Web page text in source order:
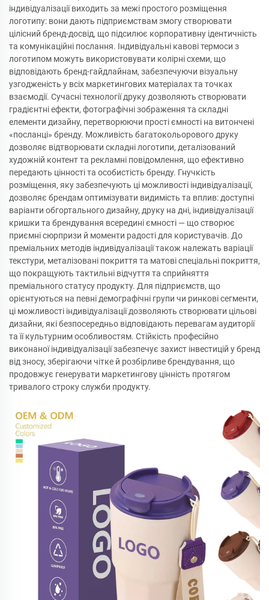
індивідуалізації виходить за межі простого розміщення
логотипу: вони дають підприємствам змогу створювати
цілісний бренд-досвід, що підсилює корпоративну ідентичність
та комунікаційні послання. Індивідуальні кавові термоси з
логотипом можуть використовувати колірні схеми, що
відповідають бренд-гайдлайнам, забезпечуючи візуальну
узгодженість у всіх маркетингових матеріалах та точках
взаємодії. Сучасні технології друку дозволяють створювати
градієнтні ефекти, фотографічні зображення та складні
елементи дизайну, перетворюючи прості ємності на витончені
«посланці» бренду. Можливість багатокольорового друку
дозволяє відтворювати складні логотипи, деталізований
художній контент та рекламні повідомлення, що ефективно
передають цінності та особистість бренду. Гнучкість
розміщення, яку забезпечують ці можливості індивідуалізації,
дозволяє брендам оптимізувати видимість та вплив: доступні
варіанти обгортального дизайну, друку на дні, індивідуалізації
кришки та брендування всередині ємності — що створює
приємні сюрпризи й моменти радості для користувачів. До
преміальних методів індивідуалізації також належать варіації
текстури, металізовані покриття та матові спеціальні покриття,
що покращують тактильні відчуття та сприйняття
преміального статусу продукту. Для підприємств, що
орієнтуються на певні демографічні групи чи ринкові сегменти,
ці можливості індивідуалізації дозволяють створювати цільові
дизайни, які безпосередньо відповідають перевагам аудиторії
та її культурним особливостям. Стійкість професійно
виконаної індивідуалізації забезпечує захист інвестицій у бренд
від зносу, зберігаючи чітке й розбірливе брендування, що
продовжує генерувати маркетингову цінність протягом
тривалого строку служби продукту.